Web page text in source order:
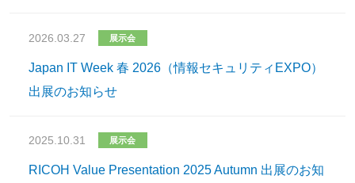
2026.03.27 展示会
Japan IT Week 春 2026（情報セキュリティEXPO）
出展のお知らせ
2025.10.31 展示会
RICOH Value Presentation 2025 Autumn 出展のお知